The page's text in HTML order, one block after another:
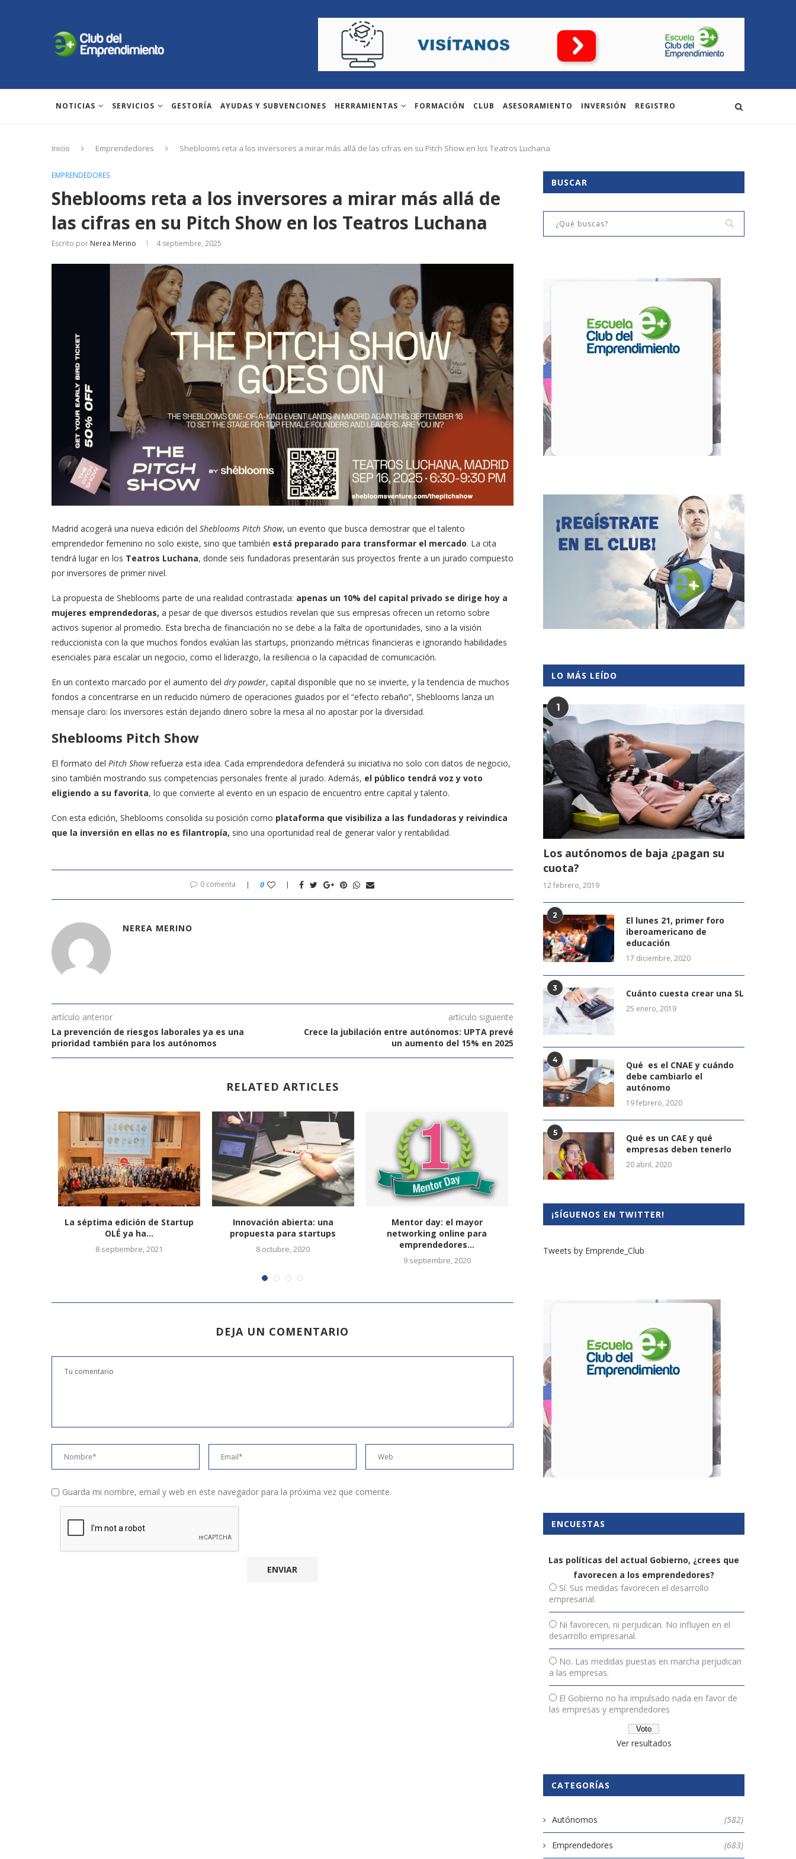
NOTICIAS SERVICIOS GESTORÍA AYUDAS Y SUBVENCIONES HERRAMIENTAS FORMACIÓN CLUB ASESORAMIENTO INVERSIÓN REGISTRO
Inicio Emprendedores Sheblooms reta a los inversores a mirar más allá de las cifras en su Pitch Show en los Teatros Luchana
EMPRENDEDORES
Sheblooms reta a los inversores a mirar más allá de
las cifras en su Pitch Show en los Teatros Luchana
Escrito por Nerea Merino 4 septiembre, 2025
Madrid acogerá una nueva edición del Sheblooms Pitch Show, un evento que busca demostrar que el talento
emprendedor femenino no solo existe, sino que también está preparado para transformar el mercado. La cita
tendrá lugar en los Teatros Luchana, donde seis fundadoras presentarán sus proyectos frente a un jurado compuesto
por inversores de primer nivel.
La propuesta de Sheblooms parte de una realidad contrastada: apenas un 10% del capital privado se dirige hoy a
mujeres emprendedoras, a pesar de que diversos estudios revelan que sus empresas ofrecen un retorno sobre
activos superior al promedio. Esta brecha de financiación no se debe a la falta de oportunidades, sino a la visión
reduccionista con la que muchos fondos evalúan las startups, priorizando métricas financieras e ignorando habilidades
esenciales para escalar un negocio, como el liderazgo, la resiliencia o la capacidad de comunicación.
En un contexto marcado por el aumento del dry powder, capital disponible que no se invierte, y la tendencia de muchos
fondos a concentrarse en un reducido número de operaciones guiados por el “efecto rebaño”, Sheblooms lanza un
mensaje claro: los inversores están dejando dinero sobre la mesa al no apostar por la diversidad.
Sheblooms Pitch Show
El formato del Pitch Showrefuerza esta idea. Cada emprendedora defenderá su iniciativa no solo con datos de negocio,
sino también mostrando sus competencias personales frente al jurado. Además, el público tendrá voz y voto
eligiendo a su favorita, lo que convierte al evento en un espacio de encuentro entre capital y talento.
Con esta edición, Sheblooms consolida su posición como plataforma que visibiliza a las fundadoras y reivindica
que la inversión en ellas no es filantropía, sino una oportunidad real de generar valor y rentabilidad.
0 comenta 0
NEREA MERINO
artículo anterior
La prevención de riesgos laborales ya es una
prioridad también para los autónomos
artículo siguiente
Crece la jubilación entre autónomos: UPTA prevé
un aumento del 15% en 2025
RELATED ARTICLES
La séptima edición de Startup
OLÉ ya ha...
8 septiembre, 2021
Innovación abierta: una
propuesta para startups
8 octubre, 2020
Mentor day: el mayor
networking online para
emprendedores...
9 septiembre, 2020
Talento joven: espíritu
universitarios
DEJA UN COMENTARIO
Guarda mi nombre, email y web en este navegador para la próxima vez que comente.
BUSCAR
LO MÁS LEÍDO
1
Los autónomos de baja ¿pagan su
cuota?
12 febrero, 2019
2
El lunes 21, primer foro
iberoamericano de
educación
17 diciembre, 2020
3 Cuánto cuesta crear una SL
25 enero, 2019
4
Qué es el CNAE y cuándo
debe cambiarlo el
autónomo
19 febrero, 2020
5
Qué es un CAE y qué
empresas deben tenerlo
20 abril, 2020
¡SÍGUENOS EN TWITTER!
Tweets by Emprende_Club
ENCUESTAS
Las políticas del actual Gobierno, ¿crees que
favorecen a los emprendedores?
Sí. Sus medidas favorecen el desarrollo
empresarial.
Ni favorecen, ni perjudican. No influyen en el
desarrollo empresarial.
No. Las medidas puestas en marcha perjudican
a las empresas.
El Gobierno no ha impulsado nada en favor de
las empresas y emprendedores
Ver resultados
CATEGORÍAS
Autónomos (582)
Emprendedores (683)